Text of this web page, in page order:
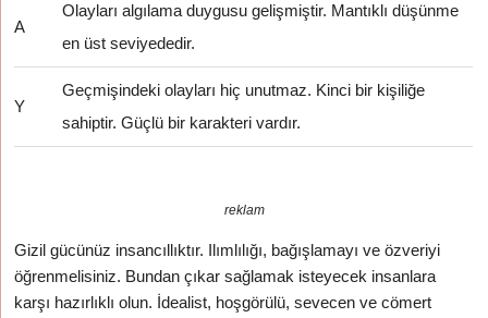
A
Olayları algılama duygusu gelişmiştir. Mantıklı düşünme
en üst seviyededir.
Y
Geçmişindeki olayları hiç unutmaz. Kinci bir kişiliğe
sahiptir. Güçlü bir karakteri vardır.
reklam
Gizil gücünüz insancıllıktır. Ilımlılığı, bağışlamayı ve özveriyi
öğrenmelisiniz. Bundan çıkar sağlamak isteyecek insanlara
karşı hazırlıklı olun. İdealist, hoşgörülü, sevecen ve cömert